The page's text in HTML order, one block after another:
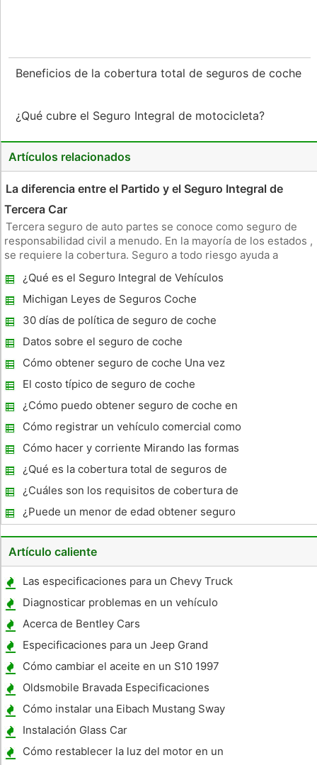
Beneficios de la cobertura total de seguros de coche
¿Qué cubre el Seguro Integral de motocicleta?
Artículos relacionados
La diferencia entre el Partido y el Seguro Integral de
Tercera Car
Tercera seguro de auto partes se conoce como seguro de
responsabilidad civil a menudo. En la mayoría de los estados ,
se requiere la cobertura. Seguro a todo riesgo ayuda a
no- colisión. Tercero Car Insurance Seguro de
responsabilidad ci
¿Qué es el Seguro Integral de Vehículos
Motorizados?
Michigan Leyes de Seguros Coche
30 días de política de seguro de coche
Datos sobre el seguro de coche
adolescente
Cómo obtener seguro de coche Una vez
cancelada una política
El costo típico de seguro de coche
¿Cómo puedo obtener seguro de coche en
un coche usado?
Cómo registrar un vehículo comercial como
RV
Cómo hacer y corriente Mirando las formas
del pecho
¿Qué es la cobertura total de seguros de
automóviles en Florida
¿Cuáles son los requisitos de cobertura de
seguro de auto completo para Oklahoma?
¿Puede un menor de edad obtener seguro
de automóvil?
Artículo caliente
Las especificaciones para un Chevy Truck
1500 1998
Diagnosticar problemas en un vehículo
Acerca de Bentley Cars
Especificaciones para un Jeep Grand
Cherokee Limited 5.2 Motor 1994
Cómo cambiar el aceite en un S10 1997
Oldsmobile Bravada Especificaciones
Cómo instalar una Eibach Mustang Sway
Bar
Instalación Glass Car
Cómo restablecer la luz del motor en un